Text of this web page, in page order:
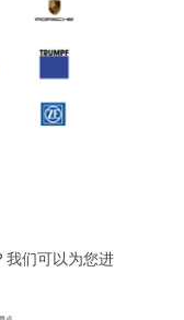
我们可以为您进